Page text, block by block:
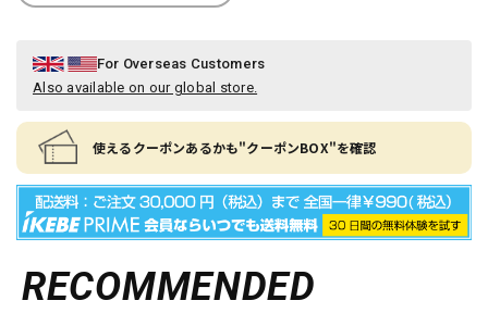
For Overseas Customers
Also available on our global store.
使えるクーポンあるかも"クーポンBOX"を確認
RECOMMENDED